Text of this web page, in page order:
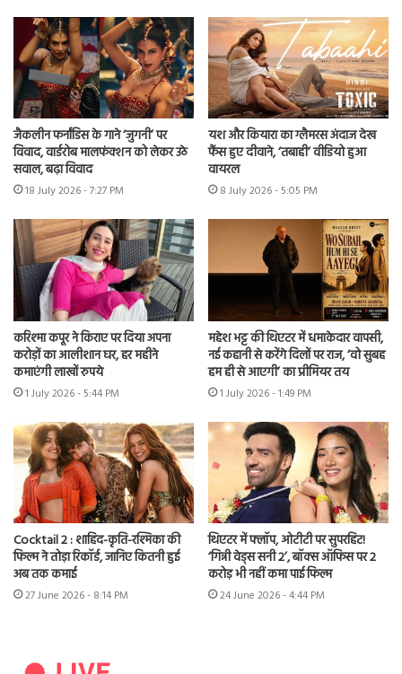
जैकलीन फर्नांडिस के गाने ‘जुगनी’ पर
विवाद, वार्डरोब मालफंक्शन को लेकर उठे
सवाल, बढ़ा विवाद
18 July 2026 - 7:27 PM
यश और कियारा का ग्लैमरस अंदाज देख
फैंस हुए दीवाने, ‘तबाही’ वीडियो हुआ
वायरल
8 July 2026 - 5:05 PM
करिश्मा कपूर ने किराए पर दिया अपना
करोड़ों का आलीशान घर, हर महीने
कमाएंगी लाखों रुपये
1 July 2026 - 5:44 PM
महेश भट्ट की थिएटर में धमाकेदार वापसी,
नई कहानी से करेंगे दिलों पर राज, ‘वो सुबह
हम ही से आएगी’ का प्रीमियर तय
1 July 2026 - 1:49 PM
Cocktail 2 : शाहिद-कृति-रश्मिका की
फिल्म ने तोड़ा रिकॉर्ड, जानिए कितनी हुई
अब तक कमाई
27 June 2026 - 8:14 PM
थिएटर में फ्लॉप, ओटीटी पर सुपरहिट!
‘गिन्नी वेड्स सनी 2’, बॉक्स ऑफिस पर 2
करोड़ भी नहीं कमा पाई फिल्म
24 June 2026 - 4:44 PM